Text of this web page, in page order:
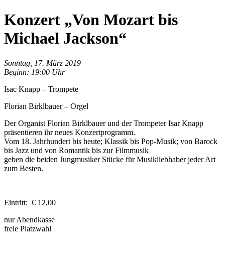
Konzert „Von Mozart bis
Michael Jackson“
Sonntag, 17. März 2019
Beginn: 19:00 Uhr
Isac Knapp – Trompete
Florian Birklbauer – Orgel
Der Organist Florian Birklbauer und der Trompeter Isar Knapp
präsentieren ihr neues Konzertprogramm.
Vom 18. Jahrhundert bis heute; Klassik bis Pop-Musik; von Barock
bis Jazz und von Romantik bis zur Filmmusik
geben die beiden Jungmusiker Stücke für Musikliebhaber jeder Art
zum Besten.
Eintritt: € 12,00
nur Abendkasse
freie Platzwahl